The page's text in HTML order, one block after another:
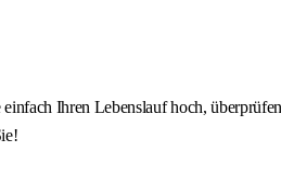
Ihren Lebenslauf hoch,